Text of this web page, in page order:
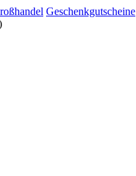
Geschenkgutscheine